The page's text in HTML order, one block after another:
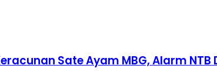
Sate Ayam MBG, Alarm NTB